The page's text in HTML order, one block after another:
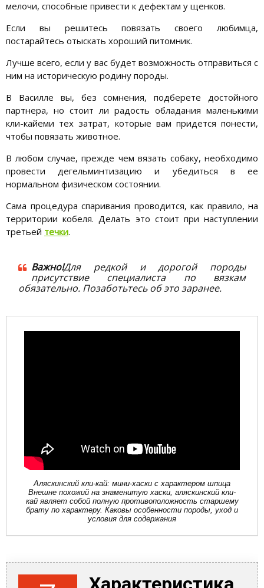
мелочи, способные привести к дефектам у щенков.
Если вы решитесь повязать своего любимца,
постарайтесь отыскать хороший питомник.
Лучше всего, если у вас будет возможность отправиться с
ним на историческую родину породы.
В Василле вы, без сомнения, подберете достойного
партнера, но стоит ли радость обладания маленькими
кли-кайеми тех затрат, которые вам придется понести,
чтобы повязать животное.
В любом случае, прежде чем вязать собаку, необходимо
провести дегельминтизацию и убедиться в ее
нормальном физическом состоянии.
Сама процедура спаривания проводится, как правило, на
территории кобеля. Делать это стоит при наступлении
третьей течки.
Важно!Для редкой и дорогой породы
присутствие специалиста по вязкам
обязательно. Позаботьтесь об это заранее.
Аляскинский кли-кай: мини-хаски с характером шпица
Внешне похожий на знаменитую хаски, аляскинский кли-
кай являет собой полную противоположность старшему
брату по характеру. Каковы особенности породы, уход и
условия для содержания